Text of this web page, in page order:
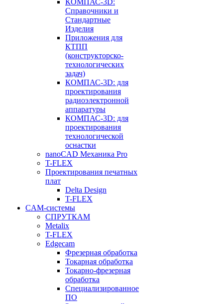
КОМПАС-3D:
Справочники и
Стандартные
Изделия
Приложения для
КТПП
(конструкторско-
технологических
задач)
КОМПАС-3D: для
проектирования
радиоэлектронной
аппаратуры
КОМПАС-3D: для
проектирования
технологической
оснастки
nanoCAD Механика Pro
T-FLEX
Проектирования печатных
плат
Delta Design
T-FLEX
CAM-системы
СПРУТКAM
Metalix
T-FLEX
Edgecam
Фрезерная обработка
Токарная обработка
Токарно-фрезерная
обработка
Специализированное
ПО